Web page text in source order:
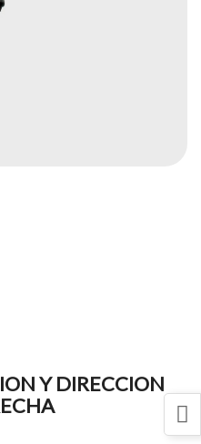
Y DIRECCION